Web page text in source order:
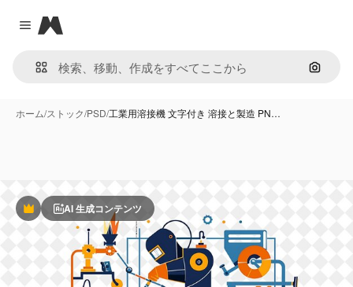
Close menu
Magnific
画像で
ホーム/ストック/PSD/工業用溶接機 文字付き 溶接と製造 PN…
PremiumAI 生成コンテンツ